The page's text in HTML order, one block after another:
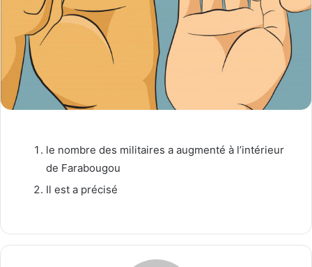
le nombre des militaires a augmenté à l’intérieur
de Farabougou
Il est a précisé